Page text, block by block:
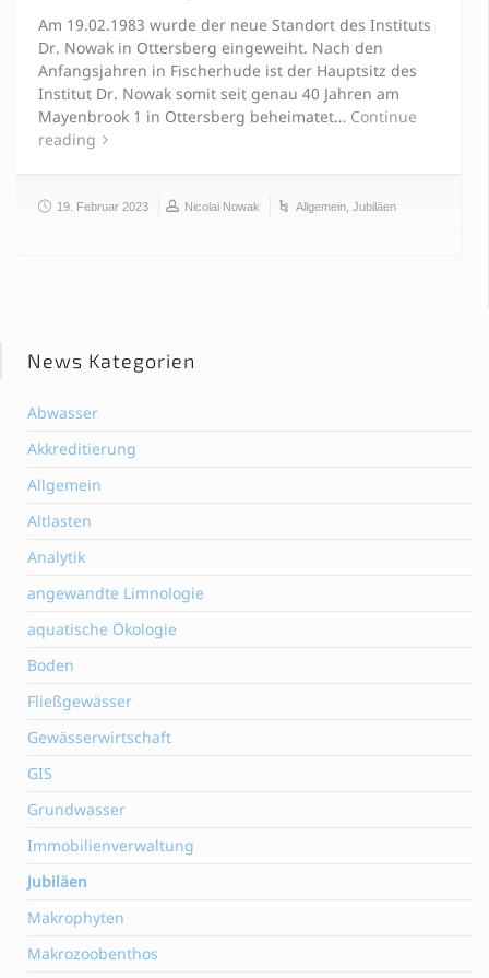
Am 19.02.1983 wurde der neue Standort des Instituts
Dr. Nowak in Ottersberg eingeweiht. Nach den
Anfangsjahren in Fischerhude ist der Hauptsitz des
Institut Dr. Nowak somit seit genau 40 Jahren am
Mayenbrook 1 in Ottersberg beheimatet… Continue
reading
19. Februar 2023 Nicolai Nowak Allgemein Jubiläen
News Kategorien
Abwasser
Akkreditierung
Allgemein
Altlasten
Analytik
angewandte Limnologie
aquatische Ökologie
Boden
Fließgewässer
Gewässerwirtschaft
GIS
Grundwasser
Immobilienverwaltung
Jubiläen
Makrophyten
Makrozoobenthos